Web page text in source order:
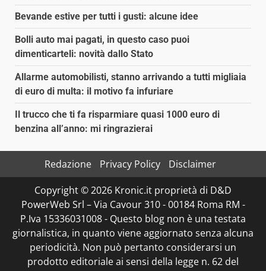
Bevande estive per tutti i gusti: alcune idee
Bolli auto mai pagati, in questo caso puoi
dimenticarteli: novità dallo Stato
Allarme automobilisti, stanno arrivando a tutti migliaia
di euro di multa: il motivo fa infuriare
Il trucco che ti fa risparmiare quasi 1000 euro di
benzina all’anno: mi ringrazierai
Redazione Privacy Policy
Disclaimer
Copyright © 2026 Kronic.it proprietà di D&D
PowerWeb Srl – Via Cavour 310 - 00184 Roma RM -
P.Iva 15336031008 - Questo blog non è una testata
giornalistica, in quanto viene aggiornato senza alcuna
periodicità. Non può pertanto considerarsi un
prodotto editoriale ai sensi della legge n. 62 del